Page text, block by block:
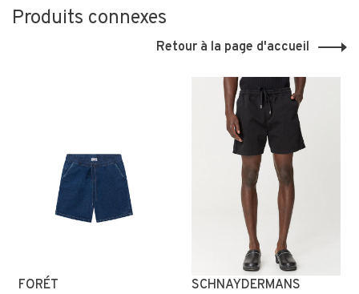
Produits connexes
Retour à la page d'accueil
FORÉT SCHNAYDERMANS